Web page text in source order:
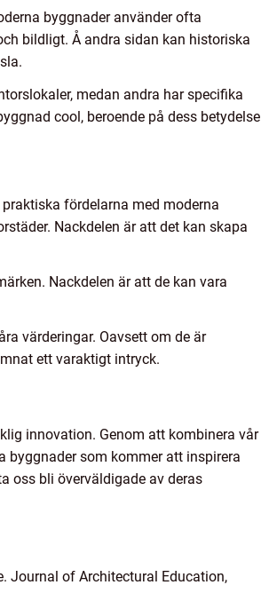
byggnader använder ofta
bildligt. Å andra sidan kan historiska
medan andra har specifika
cool, beroende på dess betydelse
fördelarna med moderna
Nackdelen är att det kan skapa
Nackdelen är att de kan vara
värderingar. Oavsett om de är
ett varaktigt intryck.
innovation. Genom att kombinera vår
byggnader som kommer att inspirera
oss bli överväldigade av deras
Journal of Architectural Education,